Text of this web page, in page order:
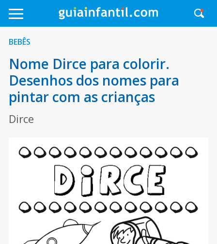
BEBÊS
Nome Dirce para colorir.
Desenhos dos nomes para
pintar com as crianças
Dirce